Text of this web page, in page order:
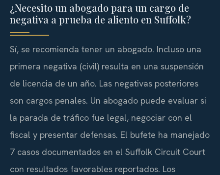
¿Necesito un abogado para un cargo de
negativa a prueba de aliento en Suffolk?
Sí, se recomienda tener un abogado. Incluso una
primera negativa (civil) resulta en una suspensión
de licencia de un año. Las negativas posteriores
son cargos penales. Un abogado puede evaluar si
la parada de tráfico fue legal, negociar con el
fiscal y presentar defensas. El bufete ha manejado
7 casos documentados en el Suffolk Circuit Court
con resultados favorables reportados. Los